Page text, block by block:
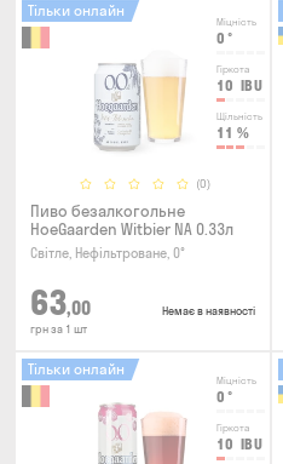
Міцність
0 °
Гіркота
10 IBU
Щільність
11 %
(0)
Тільки онлайн
Пиво безалкогольне
HoeGaarden Witbier NA 0.33л
Світле, Нефільтроване, 0°
63,00
грн за 1 шт
Немає в наявності
Міцність
0 °
Гіркота
10 IBU
Тільки онлайн